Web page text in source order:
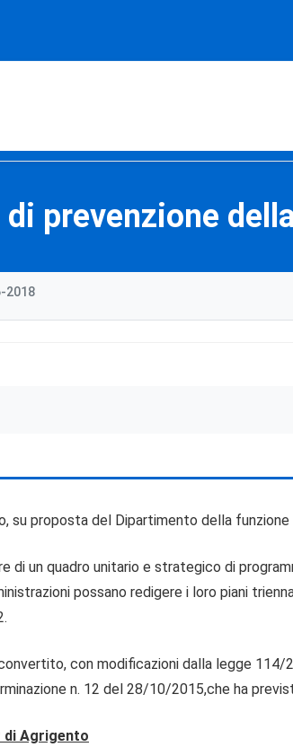
prevenzione
2018
su proposta del Dipartimento della
di un quadro unitario e strategico di
possano redigere i loro piani
con modificazioni dalla legge 114/
n. 12 del 28/10/2015,che ha
di Agrigento